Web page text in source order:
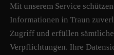
Mit unserem Service
Informationen in Traun
Zugriff und erfüllen
Verpflichtungen. Ihre